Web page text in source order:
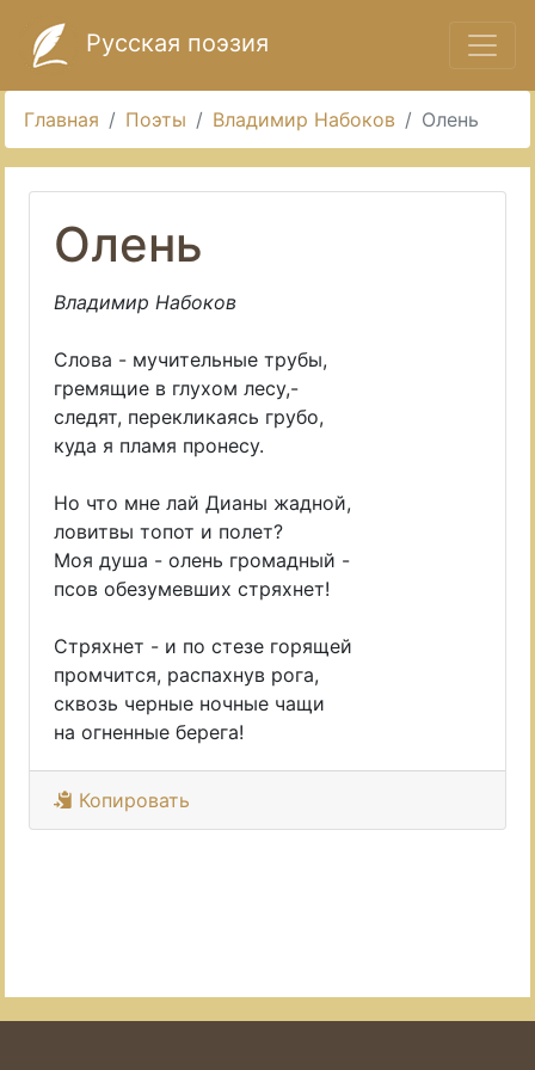
Русская поэзия
Главная Поэты Владимир Набоков Олень
Олень
Владимир Набоков
Слова - мучительные трубы,
гремящие в глухом лесу,-
следят, перекликаясь грубо,
куда я пламя пронесу.
Но что мне лай Дианы жадной,
ловитвы топот и полет?
Моя душа - олень громадный -
псов обезумевших стряхнет!
Стряхнет - и по стезе горящей
промчится, распахнув рога,
сквозь черные ночные чащи
на огненные берега!
Копировать